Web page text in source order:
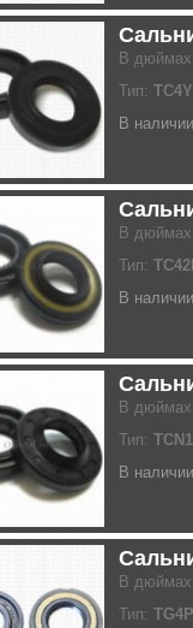
В дюймах:
Тип: TC4Y
В наличии
В дюймах:
Тип:
В наличии
В дюймах:
Тип:
В наличии
В дюймах:
Тип: TG4P